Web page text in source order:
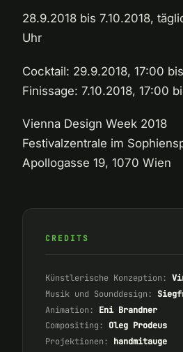
28.9.2018 bis 7.10.2018,
Uhr
Cocktail: 29.9.2018, 17:00
Finissage: 7.10.2018, 17:00
Vienna Design Week 2018
Festivalzentrale im
Apollogasse 19, 1070 Wien
CREDITS
Künstlerische Konzeption:
Musik und Sounddesign:
Animation:
Eni Brandner
Compositing:
Oleg Prodeus
Projektionen:
handmitauge